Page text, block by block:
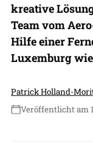
kreative
Team vom
Hilfe einer
Luxemburg
Patrick Holland-
Veröffentlicht am